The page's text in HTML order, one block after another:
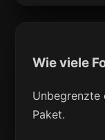
Wie viele
Unbegrenzte
Paket.